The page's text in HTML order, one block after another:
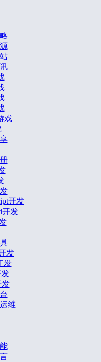
戏
开发
开发
发
发
发
发
维